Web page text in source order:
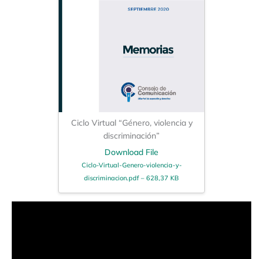
Ciclo Virtual “Género, violencia y
discriminación”
Download File
Ciclo-Virtual-Genero-violencia-y-
discriminacion.pdf – 628,37 KB